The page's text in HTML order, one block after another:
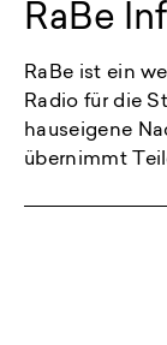
RaBe
RaBe ist ein
Radio für die
hauseigene
übernimmt